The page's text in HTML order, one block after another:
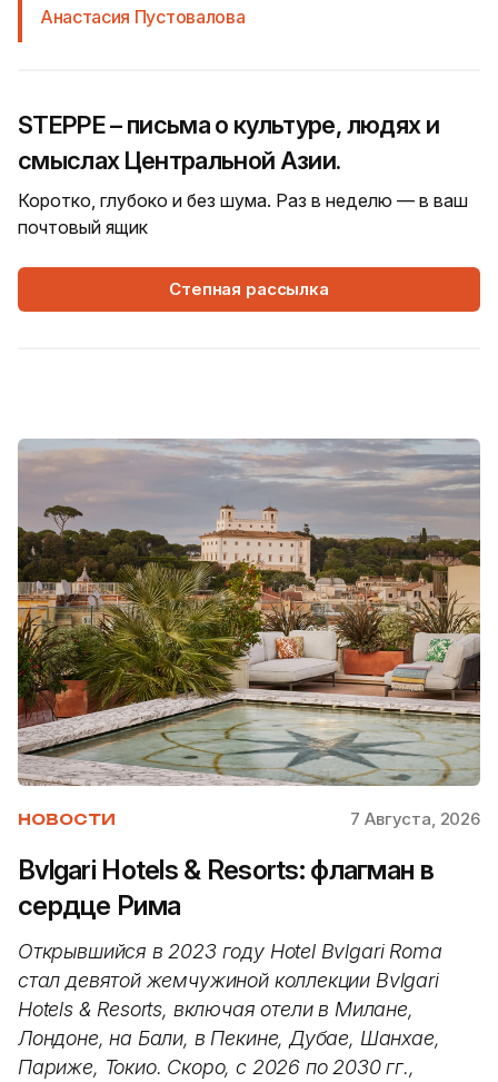
Анастасия Пустовалова
STEPPE – письма о культуре, людях и
смыслах Центральной Азии.
Коротко, глубоко и без шума. Раз в неделю — в ваш
почтовый ящик
Степная рассылка
НОВОСТИ 7 Августа, 2026
Bvlgari Hotels & Resorts: флагман в
сердце Рима
Открывшийся в 2023 году Hotel Bvlgari Roma
стал девятой жемчужиной коллекции Bvlgari
Hotels & Resorts, включая отели в Милане,
Лондоне, на Бали, в Пекине, Дубае, Шанхае,
Париже, Токио. Скоро, с 2026 по 2030 гг.,